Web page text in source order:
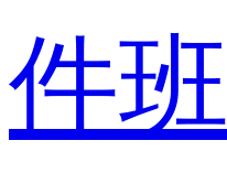
件班